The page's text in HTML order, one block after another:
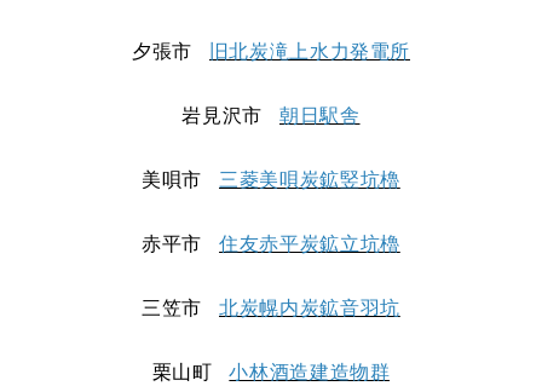
夕張市 旧北炭滝上水力発電所
岩見沢市 朝日駅舎
美唄市 三菱美唄炭鉱竪坑櫓
赤平市住友赤平炭鉱立坑櫓
三笠市北炭幌内炭鉱音羽坑
栗山町小林酒造建造物群